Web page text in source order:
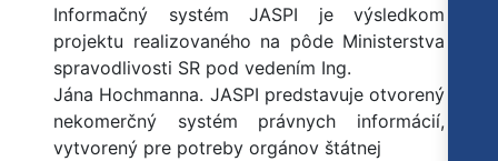
Informačný systém JASPI je výsledkom
projektu realizovaného na pôde Ministerstva
spravodlivosti SR pod vedením Ing.
Jána Hochmanna. JASPI predstavuje otvorený
nekomerčný systém právnych informácií,
vytvorený pre potreby orgánov štátnej